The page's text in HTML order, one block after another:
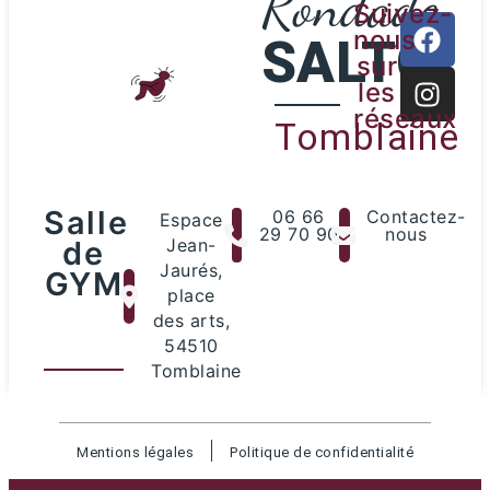
SALTO
Tomblaine
Suivez-
nous
sur
les
réseaux
Salle
de
GYM
Espace
Jean-
Jaurés,
place
des arts,
54510
Tomblaine
06 66
29 70 90
Contactez-
nous
Mentions légales Politique de confidentialité